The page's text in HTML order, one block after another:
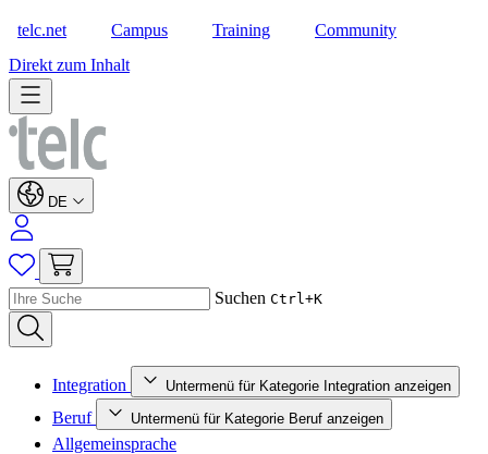
telc.net Campus Training Community
Direkt zum Inhalt
DE
Suchen Ctrl+K
Integration Untermenü für Kategorie Integration anzeigen
Beruf Untermenü für Kategorie Beruf anzeigen
Allgemeinsprache